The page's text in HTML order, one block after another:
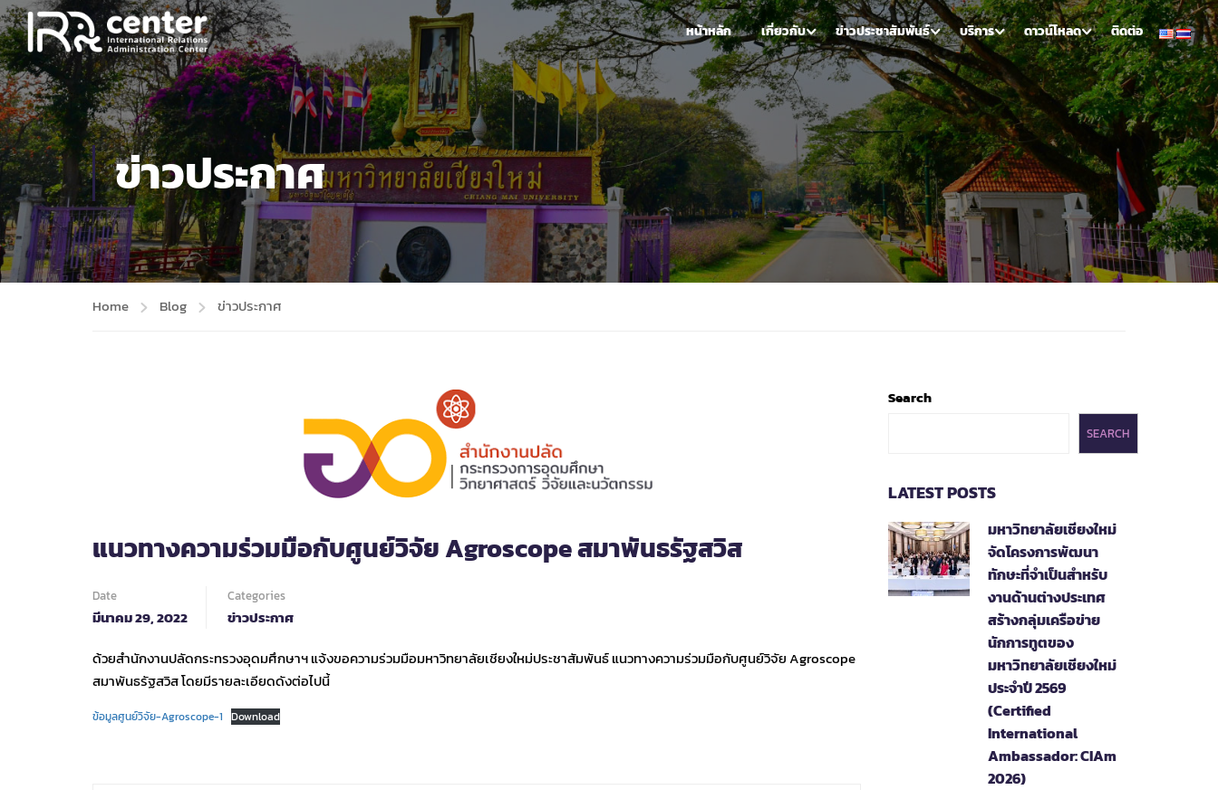
หน้าหลัก เกี่ยวกับ ข่าวประชาสัมพันธ์ บริการ ดาวน์โหลด ติดต่อ
ข่าวประกาศ
Home Blog ข่าวประกาศ
แนวทางความร่วมมือกับศูนย์วิจัย Agroscope สมาพันธรัฐสวิส
Date
มีนาคม 29, 2022
Categories
ข่าวประกาศ
ด้วยสำนักงานปลัดกระทรวงอุดมศึกษาฯ แจ้งขอความร่วมมือมหาวิทยาลัยเชียงใหม่ประชาสัมพันธ์ แนวทางความร่วมมือกับศูนย์วิจัย Agroscope
สมาพันธรัฐสวิส โดยมีรายละเอียดดังต่อไปนี้
ข้อมูลศูนย์วิจัย-Agroscope-1 Download
Search
SEARCH
LATEST POSTS
มหาวิทยาลัยเชียงใหม่
จัดโครงการพัฒนา
ทักษะที่จำเป็นสำหรับ
งานด้านต่างประเทศ
สร้างกลุ่มเครือข่าย
นักการทูตของ
มหาวิทยาลัยเชียงใหม่
ประจำปี 2569
(Certified
International
Ambassador: CIAm
2026)